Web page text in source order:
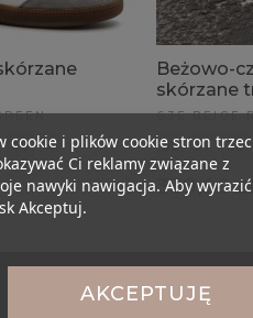
40 41
Beżowo-
skórzane
63E BEIGE
36 37 38
339,00
cookie i plików cookie stron
Ci reklamy związane z
nawyki nawigacja. Aby wyrazić
Akceptuj.
AKCEPTUJĘ